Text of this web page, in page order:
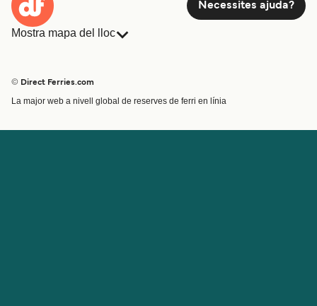
Necessites ajuda?
Mostra mapa del lloc
Països
© Direct Ferries.com
La major web a nivell global de reserves de ferri en línia